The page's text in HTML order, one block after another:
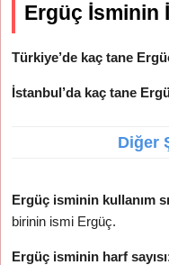
Ergüç İsminin
Türkiye’de kaç tane
İstanbul’da kaç tane
Diğer
Ergüç isminin kullanım
birinin ismi Ergüç.
Ergüç isminin harf sayısı